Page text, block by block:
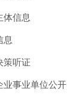
体信息
息
策听证
业事业单位公开